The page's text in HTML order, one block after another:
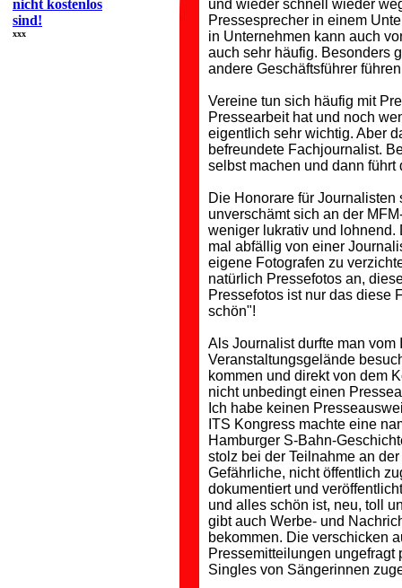
nicht kostenlos
sind!
xxx
und wieder schnell wieder
Pressesprecher in einem
in Unternehmen kann auch
auch sehr häufig. Besonders
andere Geschäftsführer
Vereine tun sich häufig mit
Pressearbeit hat und noch
eigentlich sehr wichtig. Aber
befreundete Fachjournalist.
selbst machen und dann
Die Honorare für
unverschämt sich an der
weniger lukrativ und lohnend.
mal abfällig von einer
eigene Fotografen zu
natürlich Pressefotos an,
Pressefotos ist nur das diese
schön"!
Als Journalist durfte man
Veranstaltungsgelände
kommen und direkt von dem
nicht unbedingt einen
Ich habe keinen
ITS Kongress machte eine
Hamburger S-Bahn-
stolz bei der Teilnahme an
Gefährliche, nicht öffentlich
dokumentiert und
und alles schön ist, neu, toll
gibt auch Werbe- und
bekommen. Die verschicken
Pressemitteilungen
Singles von Sängerinnen